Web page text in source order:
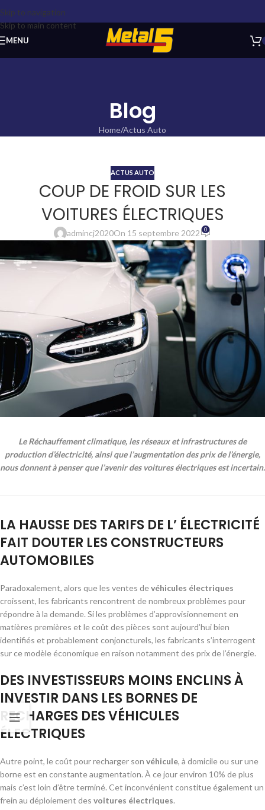
Skip to navigation
Skip to main content
MENU
Blog
Home Actus Auto
ACTUS AUTO
COUP DE FROID SUR LES
VOITURES ÉLECTRIQUES
admincj2020On 15 septembre 2022 0
Le Réchauffement climatique, les réseaux et infrastructures de
production d’électricité, ainsi que l’augmentation des prix de l’énergie,
nous donnent à penser que l’avenir des voitures électriques est incertain.
LA HAUSSE DES TARIFS DE L’ ÉLECTRICITÉ
FAIT DOUTER LES CONSTRUCTEURS
AUTOMOBILES
Paradoxalement, alors que les ventes devéhicules électriques
croissent, les fabricants rencontrent de nombreux problèmes pour
répondre à la demande. Si les problèmes d’approvisionnement en
matières premières et le coût des pièces sont aujourd’hui bien
identifiés et probablement conjoncturels, les fabricants s’interrogent
sur ce modèle économique en raison notamment des prix de l’énergie.
DES INVESTISSEURS MOINS ENCLINS À
INVESTIR DANS LES BORNES DE
RECHARGES DES VÉHICULES
ÉLECTRIQUES
Autre point, le coût pour recharger son véhicule, à domicile ou sur une
borne est en constante augmentation. À ce jour environ 10% de plus
mais c’est loin d’être terminé. Cet inconvénient constitue également un
frein au déploiement des voitures électriques.